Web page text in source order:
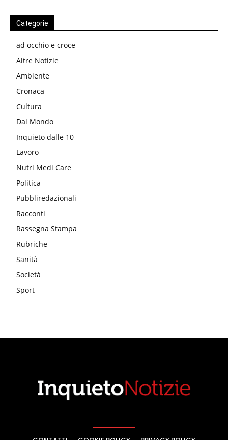
Categorie
ad occhio e croce
Altre Notizie
Ambiente
Cronaca
Cultura
Dal Mondo
Inquieto dalle 10
Lavoro
Nutri Medi Care
Politica
Pubbliredazionali
Racconti
Rassegna Stampa
Rubriche
Sanità
Società
Sport